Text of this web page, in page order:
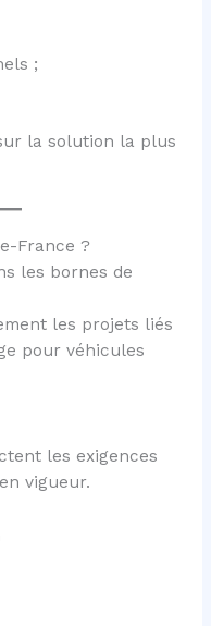
;
la solution la plus
France ?
les bornes de
les projets liés
pour véhicules
les exigences
vigueur.